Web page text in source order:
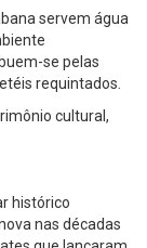
servem água
se pelas
requintados.
cultural,
histórico
nas décadas